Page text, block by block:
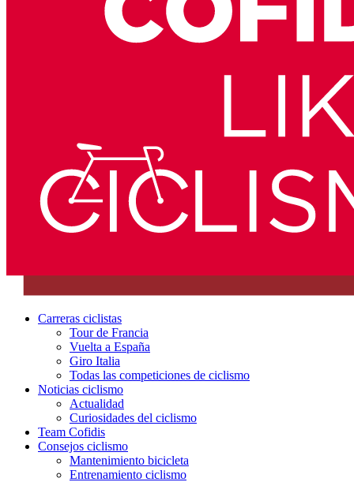
Carreras ciclistas
Tour de Francia
Vuelta a España
Giro Italia
Todas las competiciones de ciclismo
Noticias ciclismo
Actualidad
Curiosidades del ciclismo
Team Cofidis
Consejos ciclismo
Mantenimiento bicicleta
Entrenamiento ciclismo